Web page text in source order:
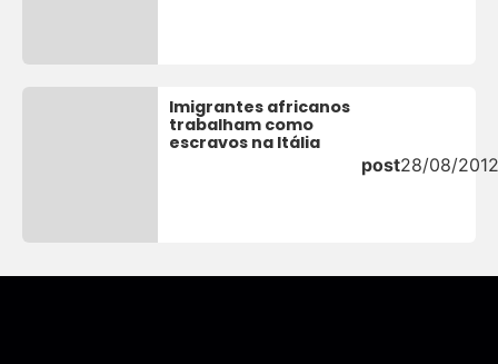
Imigrantes africanos
trabalham como
escravos na Itália
post28/08/